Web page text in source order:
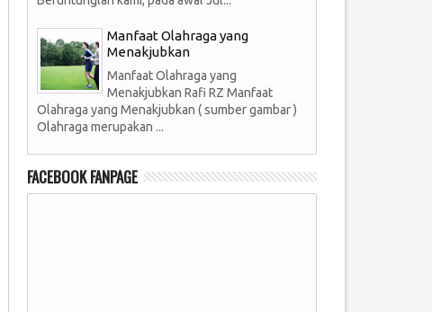
Manfaat Olahraga yang
Menakjubkan
Manfaat Olahraga yang
Menakjubkan Rafi RZ Manfaat
Olahraga yang Menakjubkan ( sumber gambar )
Olahraga merupakan ...
FACEBOOK FANPAGE